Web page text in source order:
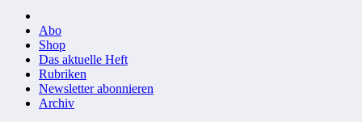
Abo
Shop
Das aktuelle Heft
Rubriken
Newsletter abonnieren
Archiv